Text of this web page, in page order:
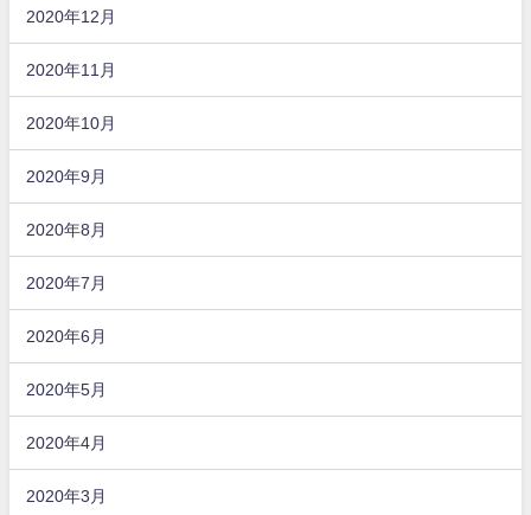
2020年12月
2020年11月
2020年10月
2020年9月
2020年8月
2020年7月
2020年6月
2020年5月
2020年4月
2020年3月